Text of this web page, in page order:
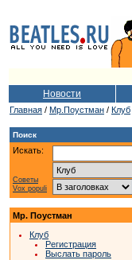
Новости
Главная / Мр.Поустман / Клуб
Поиск
Искать:
Советы
Vox populi
Мр. Поустман
Клуб
Регистрация
Выслать пароль